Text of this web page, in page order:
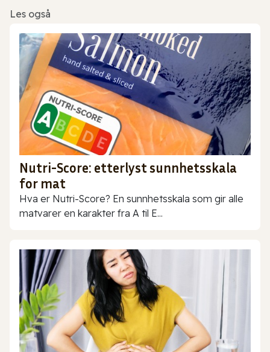
Les også
Nutri-Score: etterlyst sunnhetsskala
for mat
Hva er Nutri-Score? En sunnhetsskala som gir alle
matvarer en karakter fra A til E...